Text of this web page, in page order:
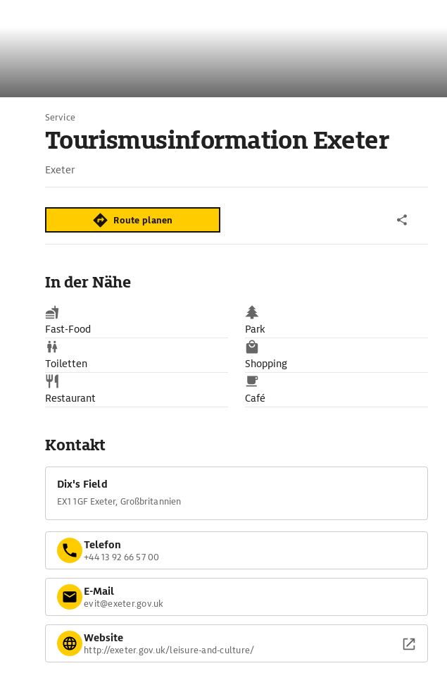
Service
Tourismusinformation Exeter
Exeter
Route planen
In der Nähe
Fast-Food Park
Toiletten Shopping
Restaurant Café
Kontakt
Dix's Field
EX1 1GF Exeter, Großbritannien
Telefon
+44 13 92 66 57 00
E-Mail
evit@exeter.gov.uk
Website
http://exeter.gov.uk/leisure-and-culture/